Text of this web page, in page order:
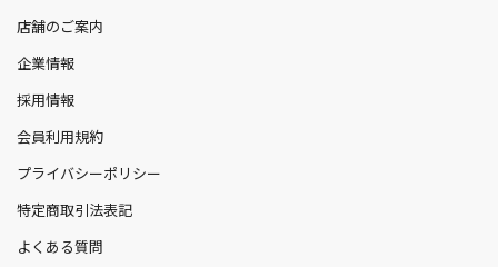
店舗のご案内
企業情報
採用情報
会員利用規約
プライバシーポリシー
特定商取引法表記
よくある質問